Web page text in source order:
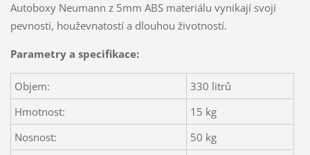
Autoboxy Neumann z 5mm ABS materiálu vynikají svojí
pevností, houževnatostí a dlouhou životností.
Parametry a specifikace:
Objem:
330 litrů
Hmotnost:
15 kg
Nosnost:
50 kg